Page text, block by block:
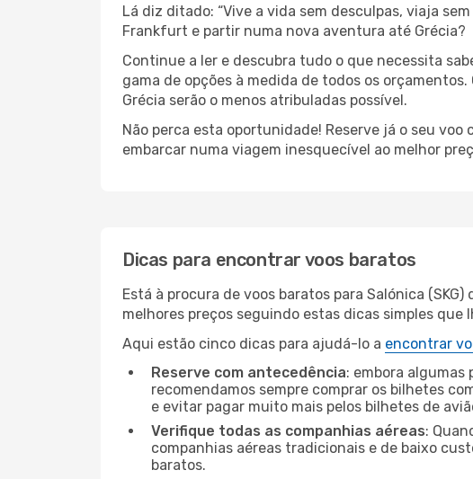
Lá diz ditado: “Vive a vida sem desculpas, viaja
Frankfurt e partir numa nova aventura até Grécia?
Continue a ler e descubra tudo o que necessita
gama de opções à medida de todos os
Grécia serão o menos atribuladas possível.
Não perca esta oportunidade! Reserve já o seu voo
embarcar numa viagem inesquecível ao melhor
Dicas para encontrar voos baratos
Está à procura de voos baratos para Salónica
melhores preços seguindo estas dicas simples
Aqui estão cinco dicas para ajudá-lo a encontrar
Reserve com antecedência: embora
recomendamos sempre comprar os bilhetes
e evitar pagar muito mais pelos bilhetes de
Verifique todas as companhias aéreas:
companhias aéreas tradicionais e de baixo
baratos.